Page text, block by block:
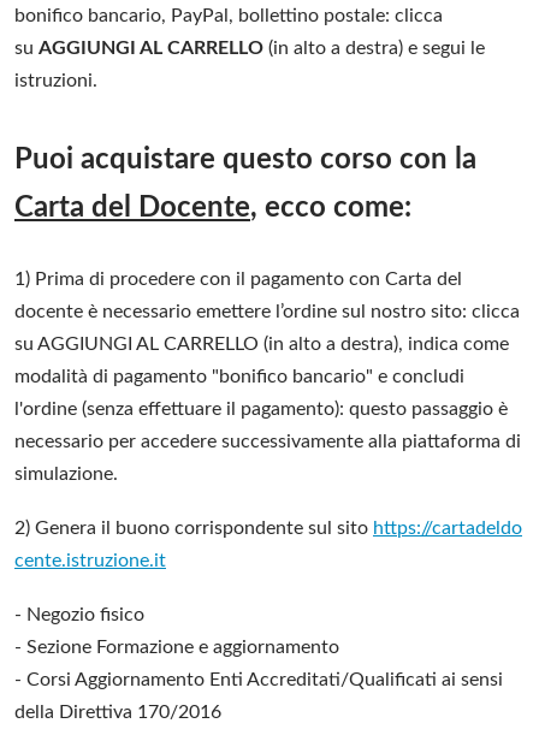
bonifico bancario, PayPal, bollettino postale: clicca
su AGGIUNGI AL CARRELLO (in alto a destra) e segui le
istruzioni.
Puoi acquistare questo corso con la
Carta del Docente, ecco come:
1) Prima di procedere con il pagamento con Carta del
docente è necessario emettere l’ordine sul nostro sito: clicca
su AGGIUNGI AL CARRELLO (in alto a destra), indica come
modalità di pagamento "bonifico bancario" e concludi
l'ordine (senza effettuare il pagamento): questo passaggio è
necessario per accedere successivamente alla piattaforma di
simulazione.
2) Genera il buono corrispondente sul sito https://cartadeldo
cente.istruzione.it
- Negozio fisico
- Sezione Formazione e aggiornamento
- Corsi Aggiornamento Enti Accreditati/Qualificati ai sensi
della Direttiva 170/2016